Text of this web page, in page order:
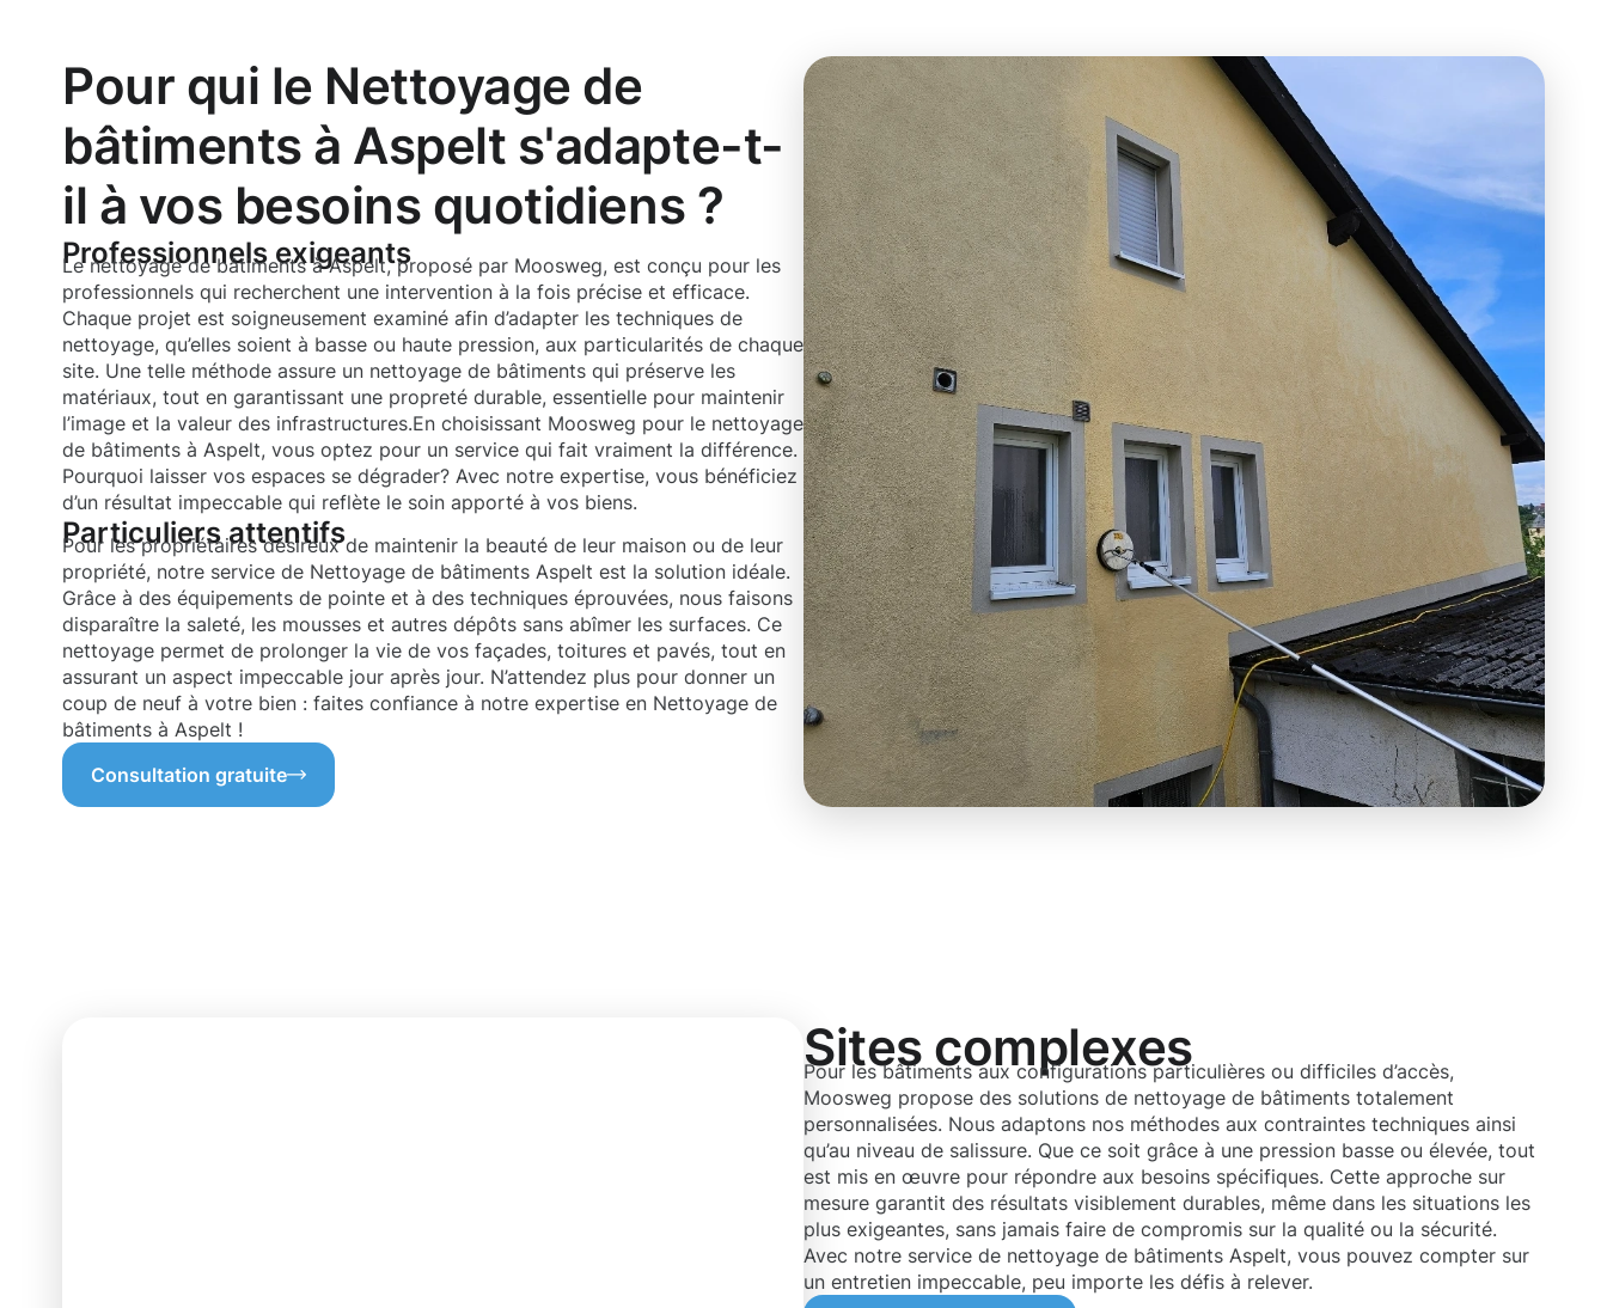
Pour qui le Nettoyage de
bâtiments à Aspelt s'adapte-t-
il à vos besoins quotidiens ?
Professionnels exigeants
Le nettoyage de bâtiments à Aspelt, proposé par Moosweg, est conçu pour les
professionnels qui recherchent une intervention à la fois précise et efficace.
Chaque projet est soigneusement examiné afin d’adapter les techniques de
nettoyage, qu’elles soient à basse ou haute pression, aux particularités de chaque
site. Une telle méthode assure un nettoyage de bâtiments qui préserve les
matériaux, tout en garantissant une propreté durable, essentielle pour maintenir
l’image et la valeur des infrastructures.En choisissant Moosweg pour le nettoyage
de bâtiments à Aspelt, vous optez pour un service qui fait vraiment la différence.
Pourquoi laisser vos espaces se dégrader? Avec notre expertise, vous bénéficiez
d’un résultat impeccable qui reflète le soin apporté à vos biens.
Particuliers attentifs
Pour les propriétaires désireux de maintenir la beauté de leur maison ou de leur
propriété, notre service de Nettoyage de bâtiments Aspelt est la solution idéale.
Grâce à des équipements de pointe et à des techniques éprouvées, nous faisons
disparaître la saleté, les mousses et autres dépôts sans abîmer les surfaces. Ce
nettoyage permet de prolonger la vie de vos façades, toitures et pavés, tout en
assurant un aspect impeccable jour après jour. N’attendez plus pour donner un
coup de neuf à votre bien : faites confiance à notre expertise en Nettoyage de
bâtiments à Aspelt !
Consultation gratuite
Sites complexes
Pour les bâtiments aux configurations particulières ou difficiles d’accès,
Moosweg propose des solutions de nettoyage de bâtiments totalement
personnalisées. Nous adaptons nos méthodes aux contraintes techniques ainsi
qu’au niveau de salissure. Que ce soit grâce à une pression basse ou élevée, tout
est mis en œuvre pour répondre aux besoins spécifiques. Cette approche sur
mesure garantit des résultats visiblement durables, même dans les situations les
plus exigeantes, sans jamais faire de compromis sur la qualité ou la sécurité.
Avec notre service de nettoyage de bâtiments Aspelt, vous pouvez compter sur
un entretien impeccable, peu importe les défis à relever.